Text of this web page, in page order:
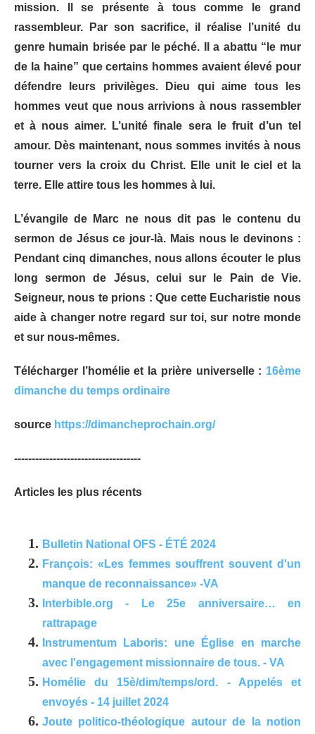
mission. Il se présente à tous comme le grand
rassembleur. Par son sacrifice, il réalise l’unité du
genre humain brisée par le péché. Il a abattu “le mur
de la haine” que certains hommes avaient élevé pour
défendre leurs privilèges. Dieu qui aime tous les
hommes veut que nous arrivions à nous rassembler
et à nous aimer. L’unité finale sera le fruit d’un tel
amour. Dès maintenant, nous sommes invités à nous
tourner vers la croix du Christ. Elle unit le ciel et la
terre. Elle attire tous les hommes à lui.
L’évangile de Marc ne nous dit pas le contenu du
sermon de Jésus ce jour-là. Mais nous le devinons :
Pendant cinq dimanches, nous allons écouter le plus
long sermon de Jésus, celui sur le Pain de Vie.
Seigneur, nous te prions : Que cette Eucharistie nous
aide à changer notre regard sur toi, sur notre monde
et sur nous-mêmes.
Télécharger l’homélie et la prière universelle : 16ème
dimanche du temps ordinaire
source https://dimancheprochain.org/
------------------------------------
Articles les plus récents
Bulletin National OFS - ÉTÉ 2024
François: «Les femmes souffrent souvent d'un
manque de reconnaissance» -VA
Interbible.org - Le 25e anniversaire… en
rattrapage
Instrumentum Laboris: une Église en marche
avec l'engagement missionnaire de tous. - VA
Homélie du 15è/dim/temps/ord. - Appelés et
envoyés - 14 juillet 2024
Joute politico-théologique autour de la notion